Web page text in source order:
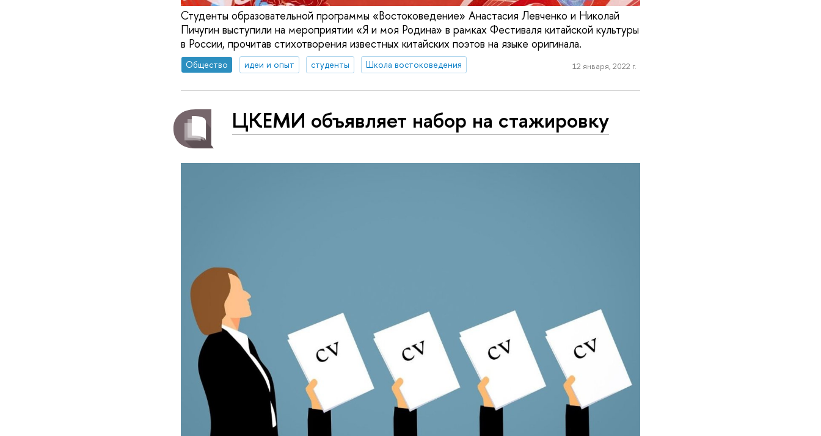
Студенты образовательной программы «Востоковедение» Анастасия Левченко и Николай
Пичугин выступили на мероприятии «Я и моя Родина» в рамках Фестиваля китайской культуры
в России, прочитав стихотворения известных китайских поэтов на языке оригинала.
Общество идеи и опыт студенты Школа востоковедения 12 января, 2022 г.
ЦКЕМИ объявляет набор на стажировку